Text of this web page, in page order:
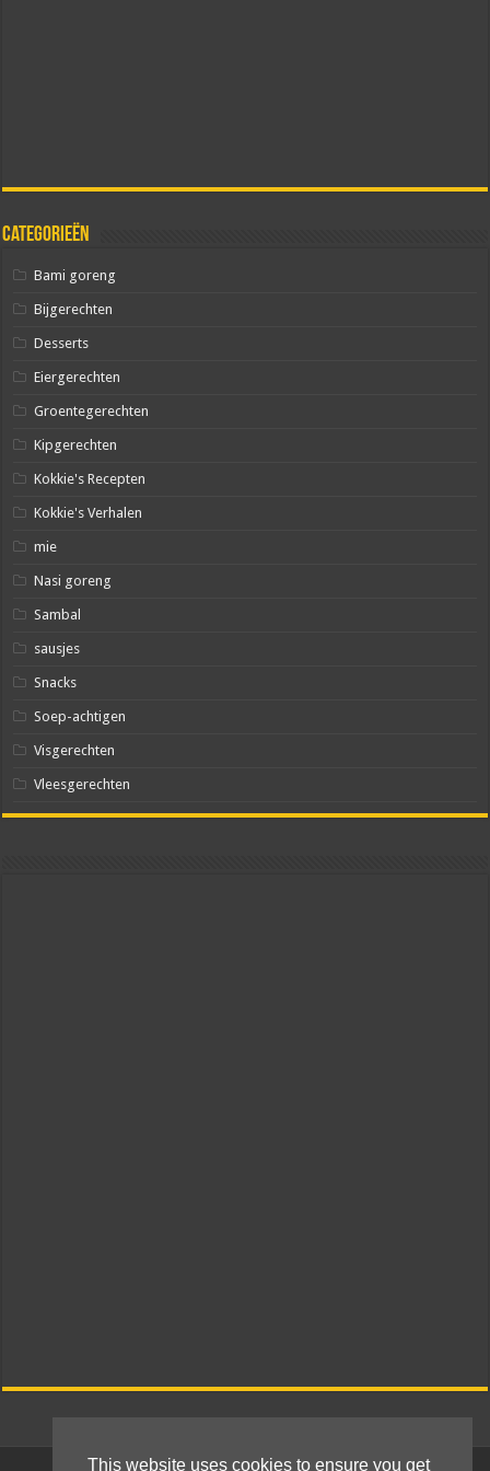
Categorieën
Bami goreng
Bijgerechten
Desserts
Eiergerechten
Groentegerechten
Kipgerechten
Kokkie's Recepten
Kokkie's Verhalen
mie
Nasi goreng
Sambal
sausjes
Snacks
Soep-achtigen
Visgerechten
Vleesgerechten
This website uses cookies to ensure you get